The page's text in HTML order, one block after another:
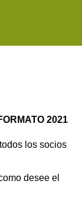
2021
los socios
desee el